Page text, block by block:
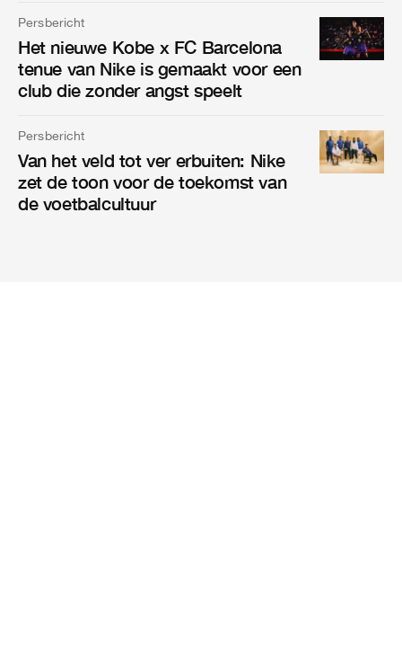
Persbericht
Het nieuwe Kobe x FC Barcelona
tenue van Nike is gemaakt voor een
club die zonder angst speelt
Persbericht
Van het veld tot ver erbuiten: Nike
zet de toon voor de toekomst van
de voetbalcultuur